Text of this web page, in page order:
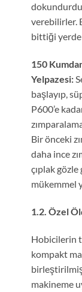
verebilirler.
bittiği yerde
150
Yelpazesi:
başlayıp,
P600’e
Bir önceki
daha ince
çıplak gözle
mükemmel
1.2. Özel
Hobicilerin
kompakt
makineme